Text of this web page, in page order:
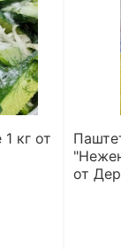
кг от
от